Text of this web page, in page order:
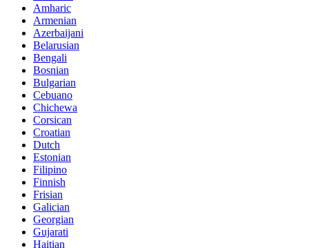
Amharic
Armenian
Azerbaijani
Belarusian
Bengali
Bosnian
Bulgarian
Cebuano
Chichewa
Corsican
Croatian
Dutch
Estonian
Filipino
Finnish
Frisian
Galician
Georgian
Gujarati
Haitian